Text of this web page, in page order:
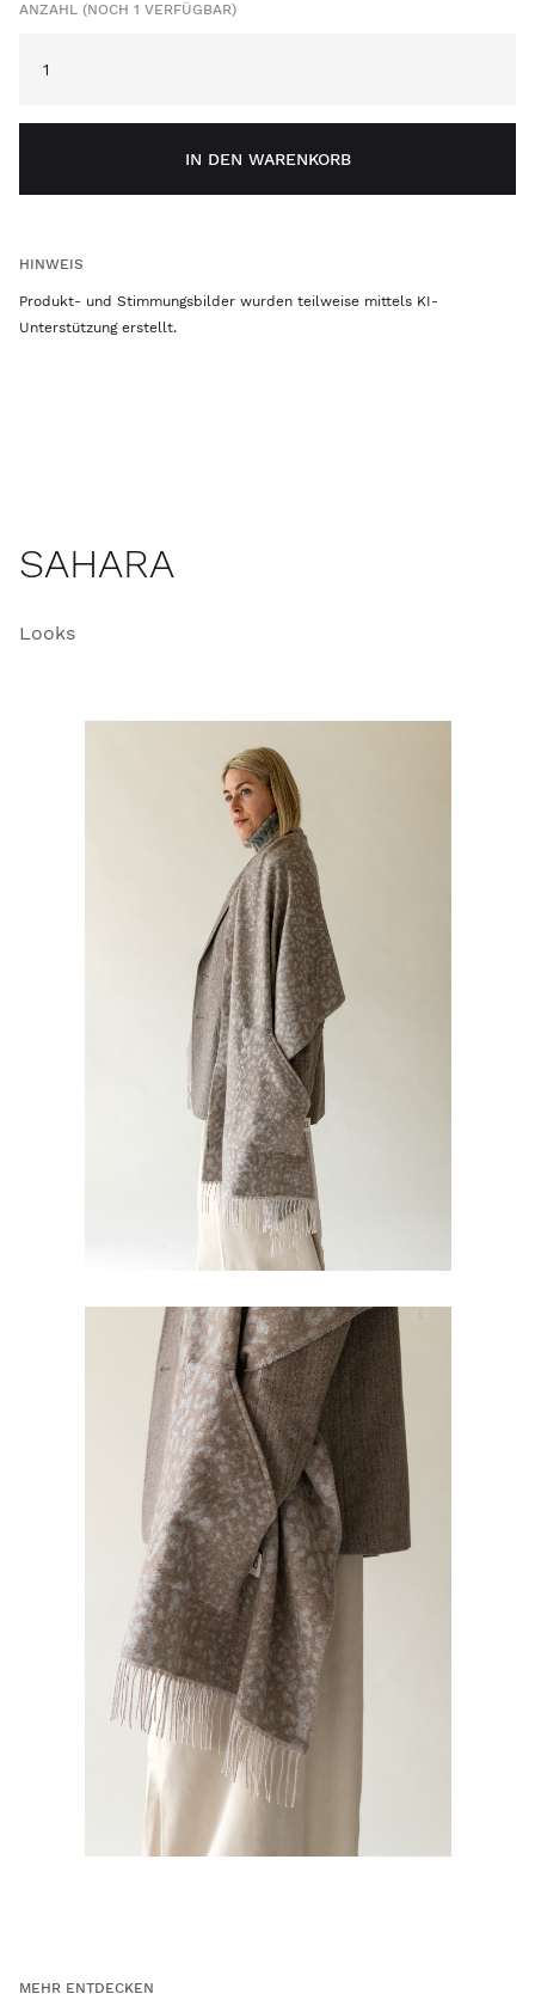
ANZAHL (NOCH 1 VERFÜGBAR)
IN DEN WARENKORB
HINWEIS
Produkt- und Stimmungsbilder wurden teilweise mittels KI-
Unterstützung erstellt.
SAHARA
Looks
MEHR ENTDECKEN